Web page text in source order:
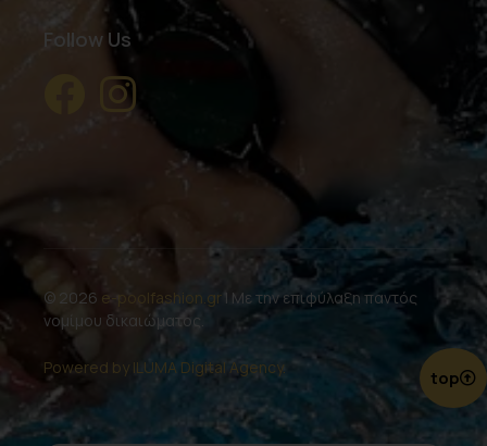
Follow Us
© 2026 e-poolfashion.gr | Με την επιφύλαξη παντός
νομίμου δικαιώματος.
Powered by ILUMA Digital Agency. top